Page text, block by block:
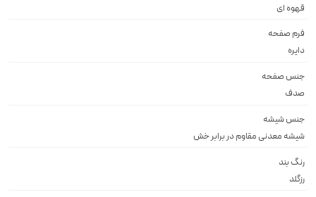
قهوه اى
فرم صفحه
دايره
جنس صفحه
صدف
جنس شیشه
شيشه معدنى مقاوم در برابر خش
رنگ بند
رزگلد